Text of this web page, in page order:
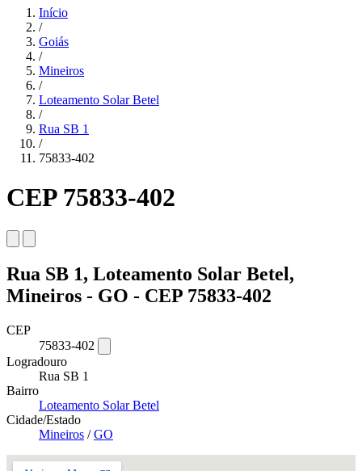
Início
/
Goiás
/
Mineiros
/
Loteamento Solar Betel
/
Rua SB 1
/
75833-402
CEP 75833-402
Rua SB 1, Loteamento Solar Betel,
Mineiros - GO - CEP 75833-402
CEP
75833-402
Logradouro
Rua SB 1
Bairro
Loteamento Solar Betel
Cidade/Estado
Mineiros /GO